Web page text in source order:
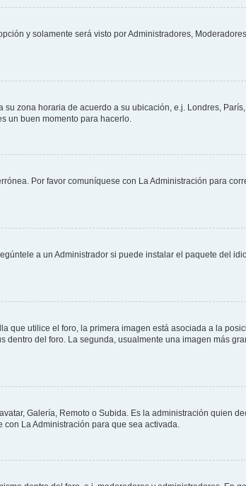
y solamente será visto por Administradores,
zona horaria de acuerdo a su ubicación, e.j. Londres,
un buen momento para hacerlo.
Por favor comuníquese con La Administración para
a un Administrador si puede instalar el paquete del
que utilice el foro, la primera imagen está asociada a la
del foro. La segunda, usualmente una imagen más
Galería, Remoto o Subida. Es la administración quien
La Administración para que sea activada.